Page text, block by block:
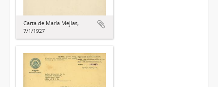
Carta de María Mejías,
7/1/1927